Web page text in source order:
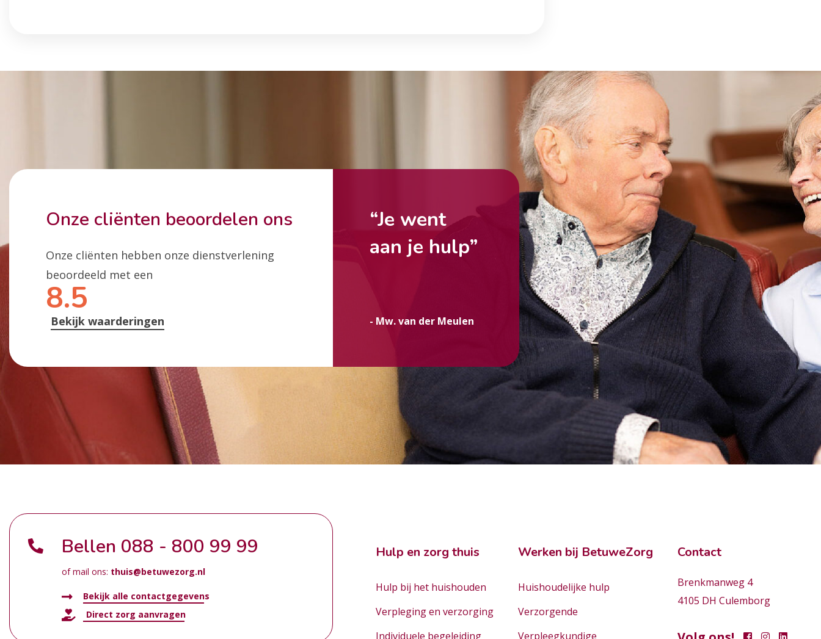
Onze cliënten beoordelen ons
Onze cliënten hebben onze dienstverlening
beoordeeld met een
8.5
Bekijk waarderingen
“Je went
aan je hulp”
- Mw. van der Meulen
Bellen 088 - 800 99 99
of mail ons: thuis@betuwezorg.nl
Bekijk alle contactgegevens
Direct zorg aanvragen
Hulp en zorg thuis
Hulp bij het huishouden
Verpleging en verzorging
Individuele begeleiding
Werken bij BetuweZorg
Huishoudelijke hulp
Verzorgende
Verpleegkundige
Contact
Brenkmanweg 4
4105 DH Culemborg